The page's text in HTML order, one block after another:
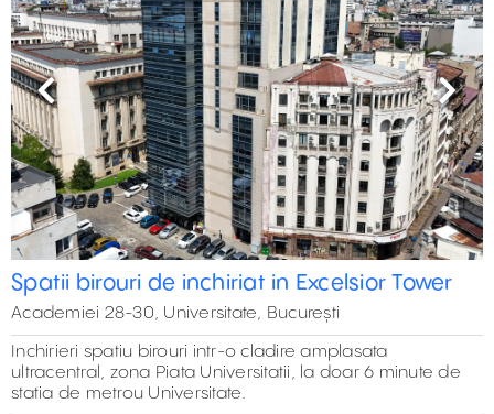
Previous Next
Spatii birouri de inchiriat in Excelsior Tower
Academiei 28-30, Universitate, București
Inchirieri spatiu birouri intr-o cladire amplasata
ultracentral, zona Piata Universitatii, la doar 6 minute de
statia de metrou Universitate.